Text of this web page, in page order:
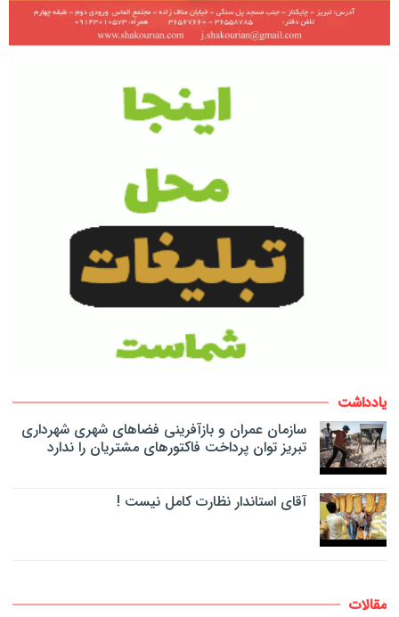
یادداشت
سازمان عمران و بازآفرینی فضاهای شهری شهرداری
تبریز توان پرداخت فاکتورهای مشتریان را ندارد
آقای استاندار نظارت کامل نیست !
مقالات